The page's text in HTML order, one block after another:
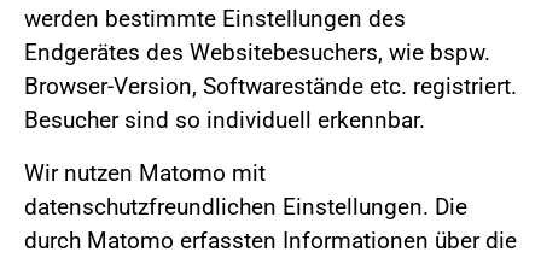
werden bestimmte Einstellungen des
Endgerätes des Websitebesuchers, wie bspw.
Browser-Version, Softwarestände etc. registriert.
Besucher sind so individuell erkennbar.
Wir nutzen Matomo mit
datenschutzfreundlichen Einstellungen. Die
durch Matomo erfassten Informationen über die